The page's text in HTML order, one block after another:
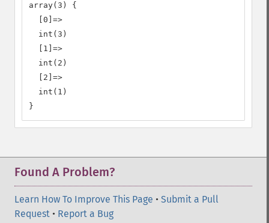
array(3) {
  [0]=>
  int(3)
  [1]=>
  int(2)
  [2]=>
  int(1)
}
Found A Problem?
Learn How To Improve This Page • Submit a Pull
Request • Report a Bug